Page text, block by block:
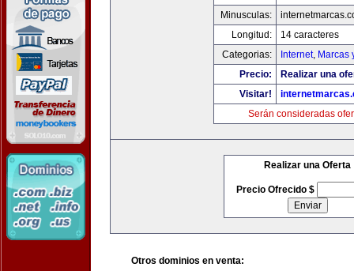
Minusculas:
Longitud:
14 caracteres
Categorias:
Internet, Marcas
Precio:
Realizar una
Visitar!
Serán consideradas
Realizar una Oferta
Precio Ofrecido $
Otros dominios en venta: